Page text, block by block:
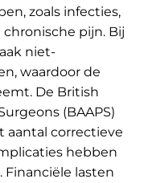
zoals infecties,
pijn. Bij
niet-
waardoor de
De British
(BAAPS)
aantal correctieve
hebben
lasten